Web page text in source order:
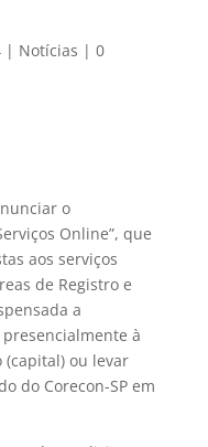
| Notícias | 0
o
Online”, que
aos serviços
de Registro e
a
à
(capital) ou levar
do Corecon-SP em